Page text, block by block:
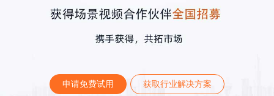
申请免费试用 获取行业解决方案